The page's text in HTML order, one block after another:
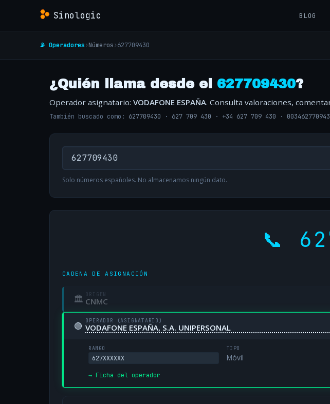
Sinologic BLOG
📡 Operadores›Números›627709430
¿Quién llama desde el 627709430?
Operador asignatario: VODAFONE ESPAÑA. Consulta valoraciones,
También buscado como: 627709430 · 627 709 430 · +34 627 709 430 ·
Solo números españoles. No almacenamos ningún dato.
📞
CADENA DE ASIGNACIÓN
🏛 ORIGEN
CNMC
🟢 OPERADOR (ASIGNATARIO)
VODAFONE ESPAÑA, S.A. UNIPERSONAL
RANGO
627XXXXXX
TIPO
Móvil
→ Ficha del operador